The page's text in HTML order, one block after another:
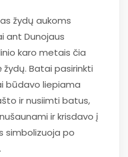
žydų aukoms
ant Dunojaus
karo metais čia
Batai pasirinkti
būdavo liepiama
ir nusiimti batus,
ir krisdavo į
simbolizuoja po